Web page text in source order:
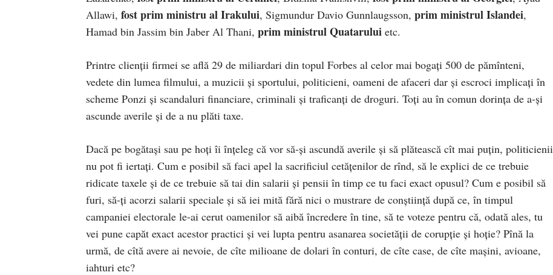
Allawi, fost prim ministru al Irakului, Sigmundur Davio Gunnlaugsson, prim ministrul Islandei,
Hamad bin Jassim bin Jaber Al Thani, prim ministrul Quatarului etc.
Printre clienții firmei se află 29 de miliardari din topul Forbes al celor mai bogați 500 de pămînteni,
vedete din lumea filmului, a muzicii și sportului, politicieni, oameni de afaceri dar și escroci implicați în
scheme Ponzi și scandaluri financiare, criminali și traficanți de droguri. Toți au în comun dorința de a-și
ascunde averile și de a nu plăti taxe.
Dacă pe bogătași sau pe hoți îi înțeleg că vor să-și ascundă averile și să plătească cît mai puțin, politicienii
nu pot fi iertați. Cum e posibil să faci apel la sacrificiul cetățenilor de rînd, să le explici de ce trebuie
ridicate taxele și de ce trebuie să tai din salarii și pensii în timp ce tu faci exact opusul? Cum e posibil să
furi, să-ți acorzi salarii speciale și să iei mită fără nici o mustrare de conștiință după ce, în timpul
campaniei electorale le-ai cerut oamenilor să aibă încredere în tine, să te voteze pentru că, odată ales, tu
vei pune capăt exact acestor practici și vei lupta pentru asanarea societății de corupție și hoție? Pînă la
urmă, de cîtă avere ai nevoie, de cîte milioane de dolari în conturi, de cîte case, de cîte mașini, avioane,
iahturi etc?